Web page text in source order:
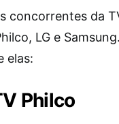
concorrentes da
LG e
elas:
Philco